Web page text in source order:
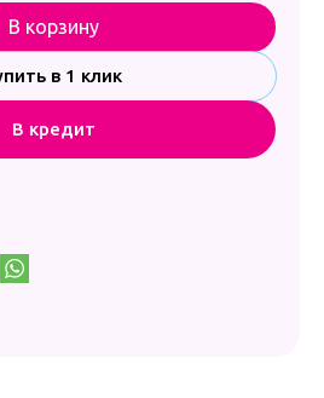
В корзину
в 1 клик
В кредит